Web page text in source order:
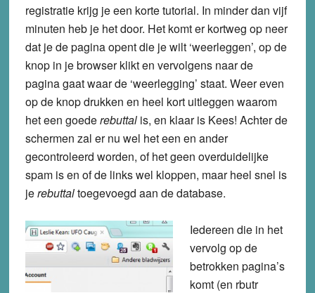
registratie krijg je een korte tutorial. In minder dan vijf
minuten heb je het door. Het komt er kortweg op neer
dat je de pagina opent die je wilt ‘weerleggen’, op de
knop in je browser klikt en vervolgens naar de
pagina gaat waar de ‘weerlegging’ staat. Weer even
op de knop drukken en heel kort uitleggen waarom
het een goederebuttalis, en klaar is Kees! Achter de
schermen zal er nu wel het een en ander
gecontroleerd worden, of het geen overduidelijke
spam is en of de links wel kloppen, maar heel snel is
jerebuttaltoegevoegd aan de database.
Iedereen die in het
vervolg op de
betrokken pagina’s
komt (en rbutr